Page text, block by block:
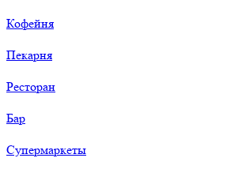
Кофейня
Пекарня
Ресторан
Бар
Супермаркеты